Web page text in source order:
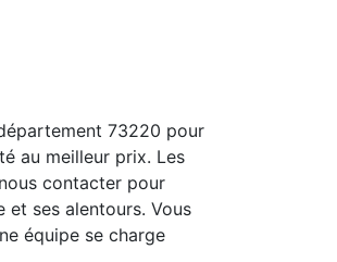
73220 pour
au meilleur prix. Les
contacter pour
ses alentours. Vous
équipe se charge